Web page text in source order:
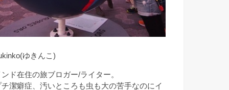
ゆきんこ)
ド在住の旅ブロガー/ライター。
チ潔癖症、汚いところも虫も大の苦手なのにイ